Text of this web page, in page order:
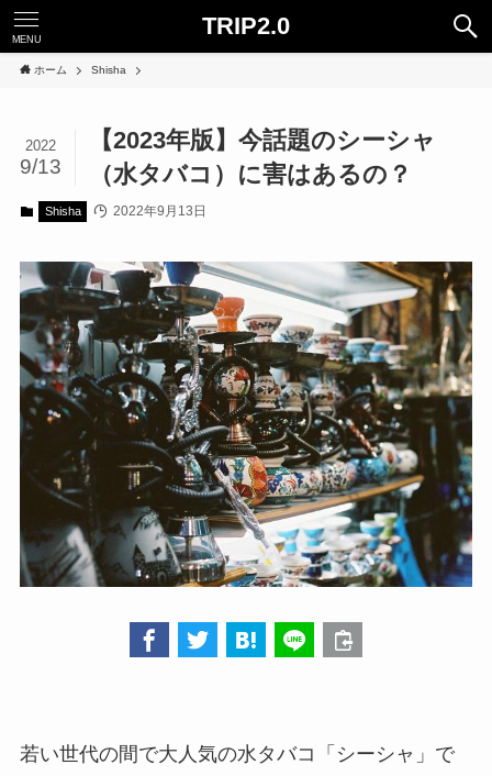
TRIP2.0
MENU
ホーム Shisha
【2023年版】今話題のシーシャ
（水タバコ）に害はあるの？
2022
9/13
Shisha 2022年9月13日
若い世代の間で大人気の水タバコ「シーシャ」で